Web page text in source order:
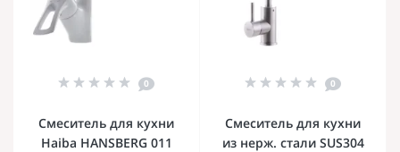
0
Смеситель для кухни
Haiba HANSBERG 011
0
Смеситель для кухни
из нерж. стали SUS304